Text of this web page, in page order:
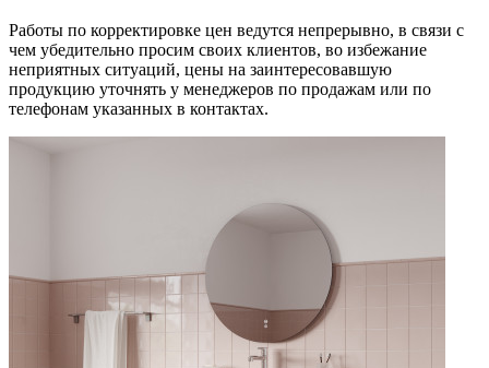
Работы по корректировке цен ведутся непрерывно, в связи с
чем убедительно просим своих клиентов, во избежание
неприятных ситуаций, цены на заинтересовавшую
продукцию уточнять у менеджеров по продажам или по
телефонам указанных в контактах.